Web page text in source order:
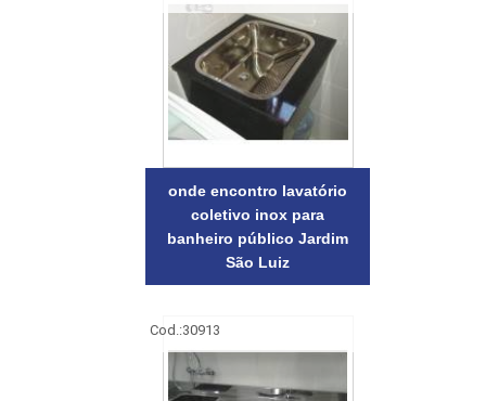
onde encontro lavatório
coletivo inox para
banheiro público Jardim
São Luiz
Cod.:30913